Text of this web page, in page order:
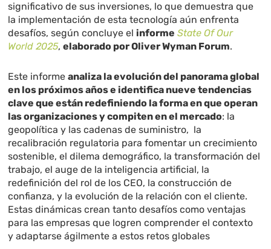
significativo de sus inversiones, lo que demuestra que
la implementación de esta tecnología aún enfrenta
desafíos, según concluye el informe State Of Our
World 2025,elaborado por Oliver Wyman Forum.
Este informeanaliza la evolución del panorama global
en los próximos años e identifica nueve tendencias
clave que están redefiniendo la forma en que operan
las organizaciones y compiten en el mercado: la
geopolítica y las cadenas de suministro, la
recalibración regulatoria para fomentar un crecimiento
sostenible, el dilema demográfico, la transformación del
trabajo, el auge de la inteligencia artificial, la
redefinición del rol de los CEO, la construcción de
confianza, y la evolución de la relación con el cliente.
Estas dinámicas crean tanto desafíos como ventajas
para las empresas que logren comprender el contexto
y adaptarse ágilmente a estos retos globales